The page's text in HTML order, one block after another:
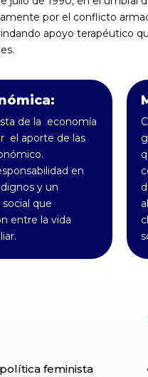
por el conflicto
apoyo terapéutico
de la economía
el aporte de las
en
y un
que
entre la vida
feminista